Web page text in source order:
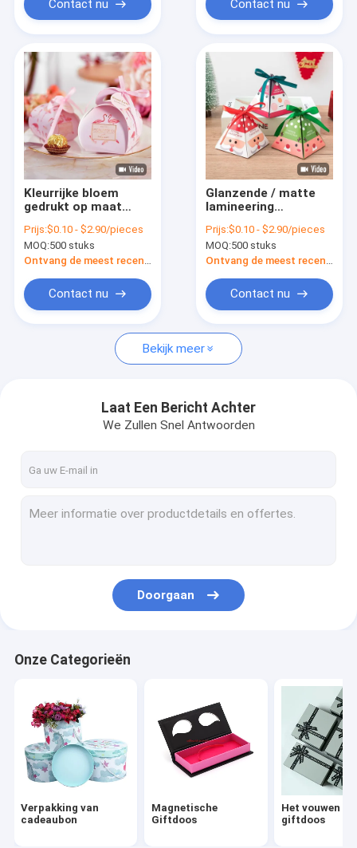
Producten
Video's
Over ons
Fabriekstocht
Neem contact met ons op
Nieuws
Vraag een offerte
Verpakking van cadeaubon
Magnetische Giftdoos
Papieren sieradendozen
Contact nu Contact nu
Kleurrijke bloem
gedrukt op maat
Verpakking Papier
snoep geschenkdoos
Prijs:$0.10 - $2.90/pieces
MOQ:500 stuks
Ontvang de meest recente Prijs
Contact nu
Glanzende / matte
lamineering
cadeaubon
Huisvormige
cadeaupapier
Prijs:$0.10 - $2.90/pieces
MOQ:500 stuks
Ontvang de meest recente Prijs
Contact nu
Bekijk meer
Laat Een Bericht Achter
We Zullen Snel Antwoorden
Doorgaan
Onze Categorieën
Verpakking van
cadeaubon
Magnetische
Giftdoos
Het vouwen
giftdoos